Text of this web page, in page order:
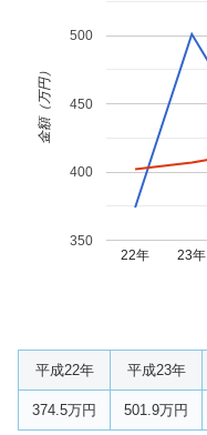
22年 23年
350
400
450
500
金額（万円）
平成22年 平成23年
374.5万円 501.9万円